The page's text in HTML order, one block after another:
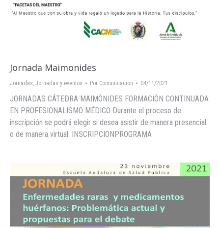
Jornada Maimonides
Jornadas, Jornadas y eventos Por Comunicacion 04/11/2021
JORNADAS CÁTEDRA MAIMÓNIDES FORMACIÓN CONTINUADA
EN PROFESIONALISMO MÉDICO Durante el proceso de
inscripción se podrá elegir si desea asistir de manera presencial
o de manera virtual. INSCRIPCIONPROGRAMA